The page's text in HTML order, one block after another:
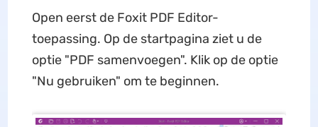
Open eerst de Foxit PDF Editor-
toepassing. Op de startpagina ziet u de
optie "PDF samenvoegen". Klik op de optie
"Nu gebruiken" om te beginnen.